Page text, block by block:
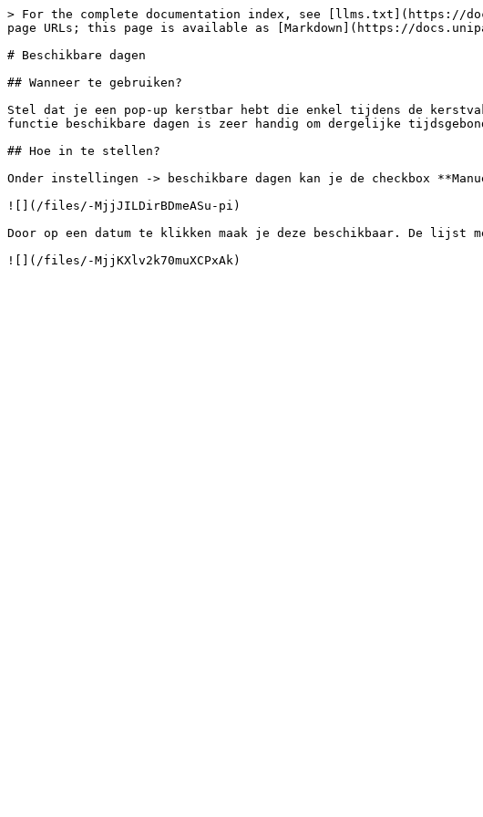
> For the complete documentation index, see [llms.txt](https://
page URLs; this page is available as [Markdown](https://
# Beschikbare dagen
## Wanneer te gebruiken?
Stel dat je een pop-up kerstbar hebt die enkel tijdens de
functie beschikbare dagen is zeer handig om dergelijke
## Hoe in te stellen?
Onder instellingen -> beschikbare dagen kan je de checkbox
![](/files/-MjjJILDirBDmeASu-pi)
Door op een datum te klikken maak je deze beschikbaar. De lijst